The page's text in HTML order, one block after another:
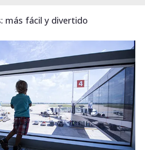
más fácil y divertido